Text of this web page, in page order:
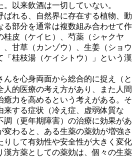
以来飲酒は一切していない。
れる、自然界に存在する植物、動
る部分を通常は複数組み合わせて作
桂皮（ケイヒ）、芍薬（シャクヤ
、甘草（カンゾウ）、生姜（ショウ
「桂枝湯（ケイシトウ）」という漢
を心身両面から総合的に捉え（と
人的医療の考え方があり、また人間
癒力を高めるという考えがある。そ
来する症状（冷え症、虚弱体質な
調（更年期障害）の治療に効果があ
変わると、ある生薬の薬効が増強さ
りして有効性や安全性が大きく変化
漢方薬としての薬効は、個々の生薬